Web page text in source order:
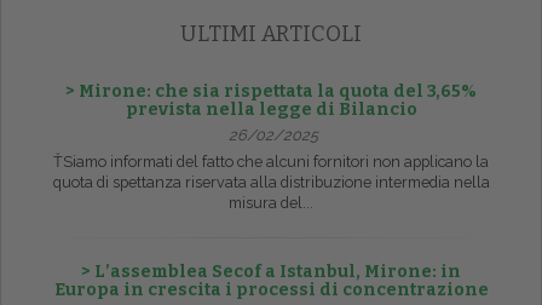
ULTIMI ARTICOLI
> Mirone: che sia rispettata la quota del 3,65%
prevista nella legge di Bilancio
26/02/2025
ŤSiamo informati del fatto che alcuni fornitori non applicano la
quota di spettanza riservata alla distribuzione intermedia nella
misura del...
> L’assemblea Secof a Istanbul, Mirone: in
Europa in crescita i processi di concentrazione